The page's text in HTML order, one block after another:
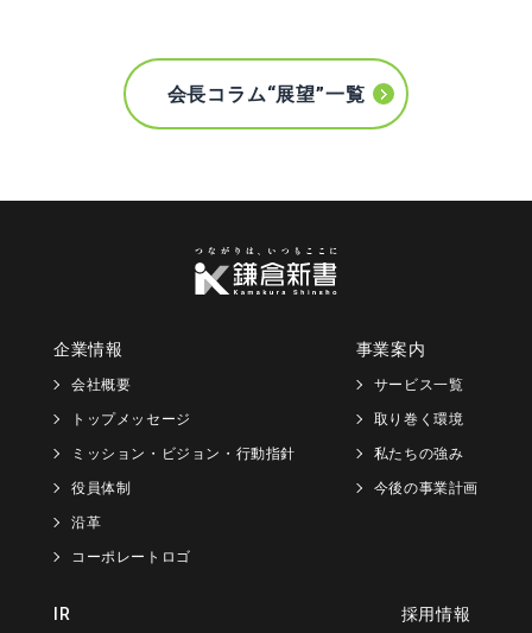
会長コラム“展望”一覧
企業情報
会社概要
トップメッセージ
ミッション・ビジョン・行動指針
役員体制
沿革
コーポレートロゴ
事業案内
サービス一覧
取り巻く環境
私たちの強み
今後の事業計画
IR 採用情報